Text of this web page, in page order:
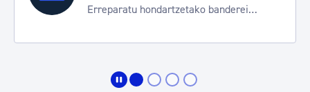
Erreparatu hondartzetako banderei